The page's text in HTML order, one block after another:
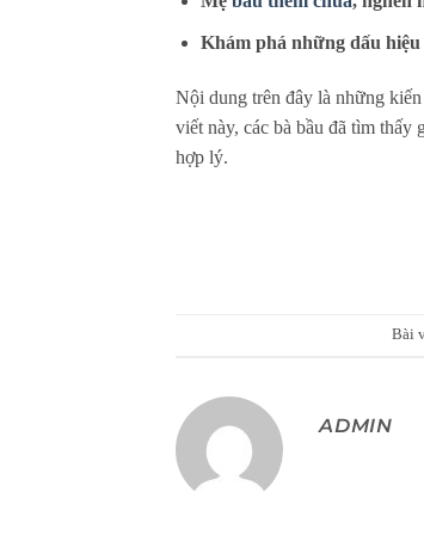
Khám phá những dấu
Nội dung trên đây là những
viết này, các bà bầu đã tìm
hợp lý.
Bài
ADMIN